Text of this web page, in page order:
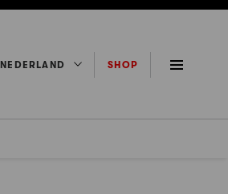
NEDERLAND SHOP